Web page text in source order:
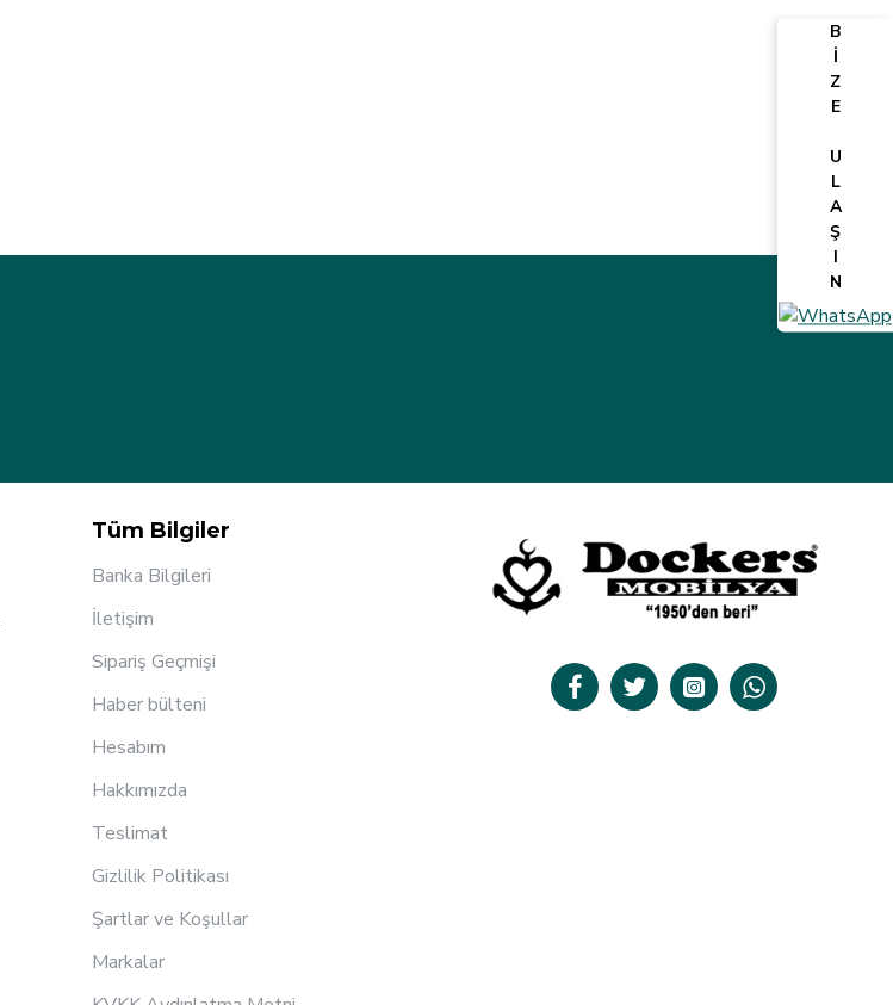
Tüm Bilgiler
Banka Bilgileri
İletişim
Sipariş Geçmişi
Haber bülteni
Hesabım
Hakkımızda
Teslimat
Gizlilik Politikası
Şartlar ve Koşullar
Markalar
B
İ
Z
E
U
L
A
Ş
I
N